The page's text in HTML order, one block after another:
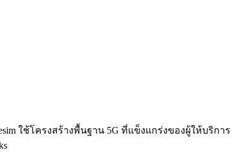
ใช้โครงสร้างพื้นฐาน 5G ที่แข็งแกร่งของผู้ให้บริการ